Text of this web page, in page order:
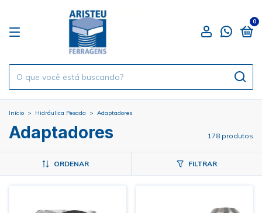
0
Início > Hidráulica Pesada > Adaptadores
Adaptadores 178 produtos
ORDENAR FILTRAR